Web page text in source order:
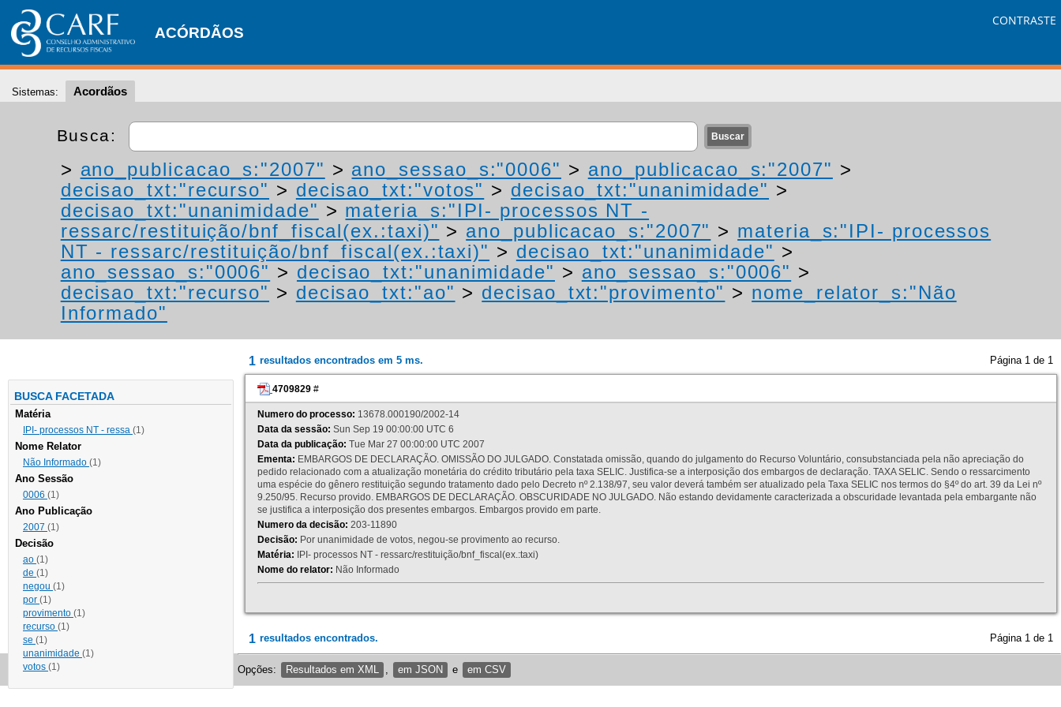
ACÓRDÃOS
CONTRASTE
Sistemas: Acordãos
Busca:
> ano_publicacao_s:"2007" > ano_sessao_s:"0006" > ano_publicacao_s:"2007" >
decisao_txt:"recurso" > decisao_txt:"votos" > decisao_txt:"unanimidade" >
decisao_txt:"unanimidade" > materia_s:"IPI- processos NT -
ressarc/restituição/bnf_fiscal(ex.:taxi)" > ano_publicacao_s:"2007" > materia_s:"IPI- processos
NT - ressarc/restituição/bnf_fiscal(ex.:taxi)" > decisao_txt:"unanimidade" >
ano_sessao_s:"0006" > decisao_txt:"unanimidade" > ano_sessao_s:"0006" >
decisao_txt:"recurso" > decisao_txt:"ao" > decisao_txt:"provimento" > nome_relator_s:"Não
Informado"
BUSCA FACETADA
Matéria
IPI- processos NT - ressa (1)
Nome Relator
Não Informado (1)
Ano Sessão
0006 (1)
Ano Publicação
2007 (1)
Decisão
ao (1)
de (1)
negou (1)
por (1)
provimento (1)
recurso (1)
se (1)
unanimidade (1)
votos (1)
1 resultados encontrados em 5 ms. Página 1 de 1
4709829 #
Numero do processo: 13678.000190/2002-14
Data da sessão: Sun Sep 19 00:00:00 UTC 6
Data da publicação: Tue Mar 27 00:00:00 UTC 2007
Ementa: EMBARGOS DE DECLARAÇÃO. OMISSÃO DO JULGADO. Constatada omissão, quando do julgamento do Recurso Voluntário, consubstanciada pela não apreciação do
pedido relacionado com a atualização monetária do crédito tributário pela taxa SELIC. Justifica-se a interposição dos embargos de declaração. TAXA SELIC. Sendo o ressarcimento
uma espécie do gênero restituição segundo tratamento dado pelo Decreto nº 2.138/97, seu valor deverá também ser atualizado pela Taxa SELIC nos termos do §4º do art. 39 da Lei nº
9.250/95. Recurso provido. EMBARGOS DE DECLARAÇÃO. OBSCURIDADE NO JULGADO. Não estando devidamente caracterizada a obscuridade levantada pela embargante não
se justifica a interposição dos presentes embargos. Embargos provido em parte.
Numero da decisão: 203-11890
Decisão: Por unanimidade de votos, negou-se provimento ao recurso.
Matéria: IPI- processos NT - ressarc/restituição/bnf_fiscal(ex.:taxi)
Nome do relator: Não Informado
1 resultados encontrados. Página 1 de 1
Opções: Resultados em XML em JSON e em CSV